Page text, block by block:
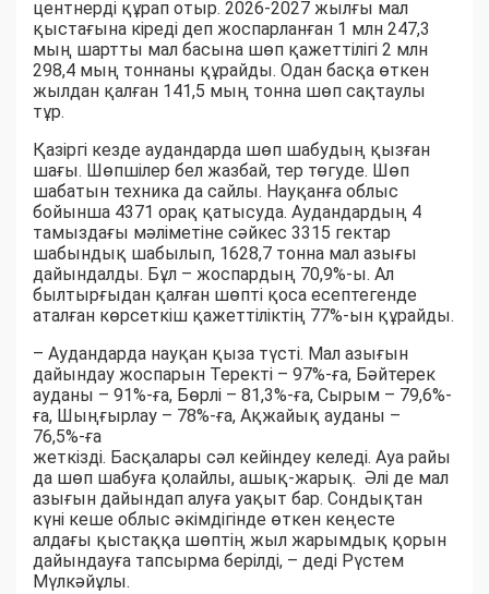
центнерді құрап отыр. 2026-2027 жылғы мал
қыстағына кіреді деп жоспарланған 1 млн 247,3
мың шартты мал басына шөп қажеттілігі 2 млн
298,4 мың тоннаны құрайды. Одан басқа өткен
жылдан қалған 141,5 мың тонна шөп сақтаулы
тұр.
Қазіргі кезде аудандарда шөп шабудың қызған
шағы. Шөпшілер бел жазбай, тер төгуде. Шөп
шабатын техника да сайлы. Науқанға облыс
бойынша 4371 орақ қатысуда. Аудандардың 4
тамыздағы мәліметіне сәйкес 3315 гектар
шабындық шабылып, 1628,7 тонна мал азығы
дайындалды. Бұл – жоспардың 70,9%-ы. Ал
былтырғыдан қалған шөпті қоса есептегенде
аталған көрсеткіш қажеттіліктің 77%-ын құрайды.
– Аудандарда науқан қыза түсті. Мал азығын
дайындау жоспарын Теректі – 97%-ға, Бәйтерек
ауданы – 91%-ға, Бөрлі – 81,3%-ға, Сырым – 79,6%-
ға, Шыңғырлау – 78%-ға, Ақжайық ауданы –
76,5%-ға
жеткізді. Басқалары сәл кейіндеу келеді. Ауа райы
да шөп шабуға қолайлы, ашық-жарық. Әлі де мал
азығын дайындап алуға уақыт бар. Сондықтан
күні кеше облыс әкімдігінде өткен кеңесте
алдағы қыстаққа шөптің жыл жарымдық қорын
дайындауға тапсырма берілді, – деді Рүстем
Мүлкәйұлы.